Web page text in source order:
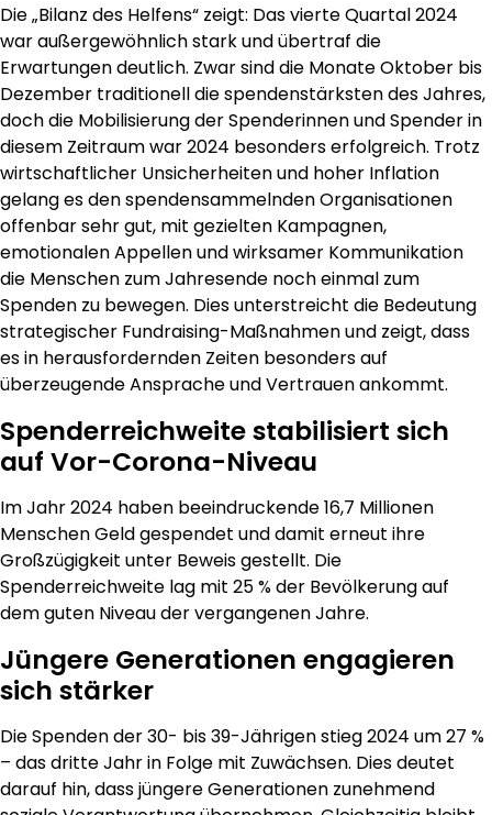
Die „Bilanz des Helfens“ zeigt: Das vierte Quartal 2024
war außergewöhnlich stark und übertraf die
Erwartungen deutlich. Zwar sind die Monate Oktober bis
Dezember traditionell die spendenstärksten des Jahres,
doch die Mobilisierung der Spenderinnen und Spender in
diesem Zeitraum war 2024 besonders erfolgreich. Trotz
wirtschaftlicher Unsicherheiten und hoher Inflation
gelang es den spendensammelnden Organisationen
offenbar sehr gut, mit gezielten Kampagnen,
emotionalen Appellen und wirksamer Kommunikation
die Menschen zum Jahresende noch einmal zum
Spenden zu bewegen. Dies unterstreicht die Bedeutung
strategischer Fundraising-Maßnahmen und zeigt, dass
es in herausfordernden Zeiten besonders auf
überzeugende Ansprache und Vertrauen ankommt.
Spenderreichweite stabilisiert sich
auf Vor-Corona-Niveau
Im Jahr 2024 haben beeindruckende 16,7 Millionen
Menschen Geld gespendet und damit erneut ihre
Großzügigkeit unter Beweis gestellt. Die
Spenderreichweite lag mit 25 % der Bevölkerung auf
dem guten Niveau der vergangenen Jahre.
Jüngere Generationen engagieren
sich stärker
Die Spenden der 30- bis 39-Jährigen stieg 2024 um 27 %
– das dritte Jahr in Folge mit Zuwächsen. Dies deutet
darauf hin, dass jüngere Generationen zunehmend